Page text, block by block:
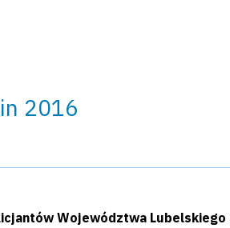
2016
Województwa